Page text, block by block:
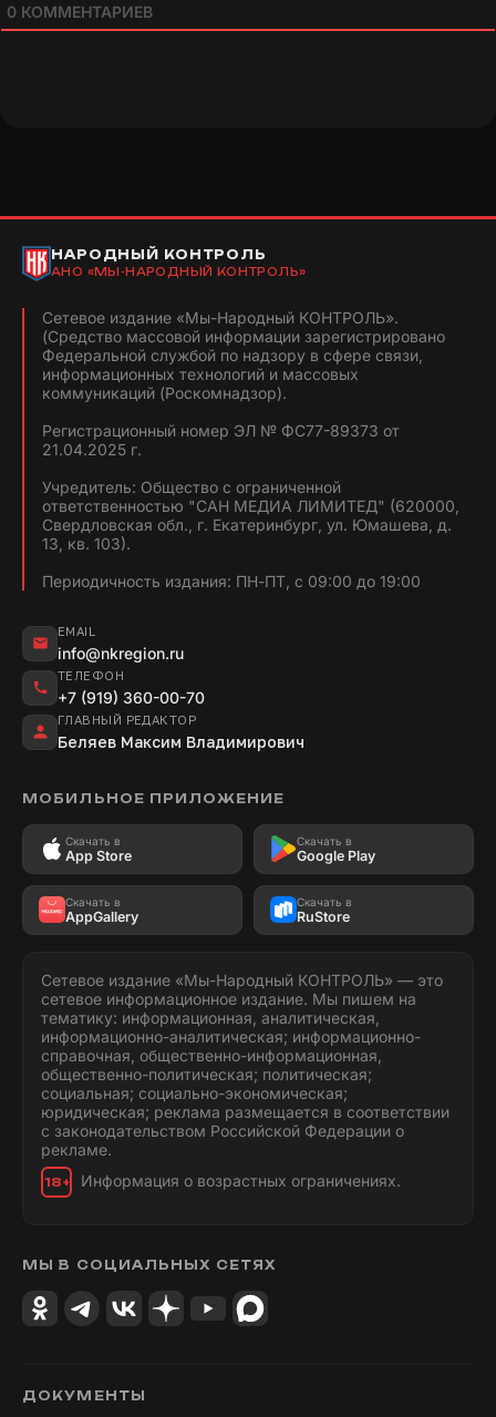
0 КОММЕНТАРИЕВ
НАРОДНЫЙ КОНТРОЛЬ
АНО «МЫ-НАРОДНЫЙ КОНТРОЛЬ»
Сетевое издание «Мы-Народный КОНТРОЛЬ».
(Средство массовой информации зарегистрировано
Федеральной службой по надзору в сфере связи,
информационных технологий и массовых
коммуникаций (Роскомнадзор).
Регистрационный номер ЭЛ № ФС77-89373 от
21.04.2025 г.
Учредитель: Общество с ограниченной
ответственностью "САН МЕДИА ЛИМИТЕД" (620000,
Свердловская обл., г. Екатеринбург, ул. Юмашева, д.
13, кв. 103).
Периодичность издания: ПН-ПТ, с 09:00 до 19:00
EMAIL
info@nkregion.ru
ТЕЛЕФОН
+7 (919) 360-00-70
ГЛАВНЫЙ РЕДАКТОР
Беляев Максим Владимирович
МОБИЛЬНОЕ ПРИЛОЖЕНИЕ
Скачать в
App Store
Скачать в
Google Play
Скачать в
AppGallery
Скачать в
RuStore
Сетевое издание «Мы-Народный КОНТРОЛЬ» — это
сетевое информационное издание. Мы пишем на
тематику: информационная, аналитическая,
информационно-аналитическая; информационно-
справочная, общественно-информационная,
общественно-политическая; политическая;
социальная; социально-экономическая;
юридическая; реклама размещается в соответствии
с законодательством Российской Федерации о
рекламе.
18+ Информация о возрастных ограничениях.
МЫ В СОЦИАЛЬНЫХ СЕТЯХ
ДОКУМЕНТЫ